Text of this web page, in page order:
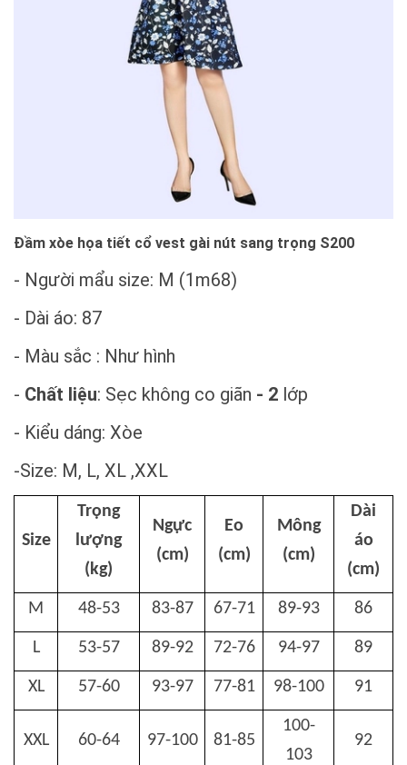
Đầm xòe họa tiết cổ vest gài nút sang trọng S200
- Người mẩu size: M (1m68)
- Dài áo: 87
- Màu sắc : Như hình
- Chất liệu: Sẹc không co giãn - 2 lớp
- Kiểu dáng: Xòe
-Size: M, L, XL ,XXL
Size
Trọng
lượng
(kg)
Ngực
(cm)
Eo
(cm)
Mông
(cm)
Dài
áo
(cm)
M 48-53 83-87 67-71 89-93 86
L 53-57 89-92 72-76 94-97 89
XL 57-60 93-97 77-81 98-100 91
XXL 60-64 97-100 81-85
100-
103
92